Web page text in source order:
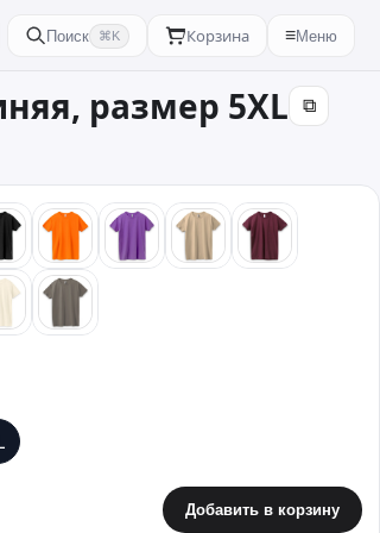
Поиск ⌘K Корзина ≡Меню
размер 5XL ⧉
черный оранжевыйфиолетовыйпесочныйбордовый
бежевыйстальной
Добавить в корзину